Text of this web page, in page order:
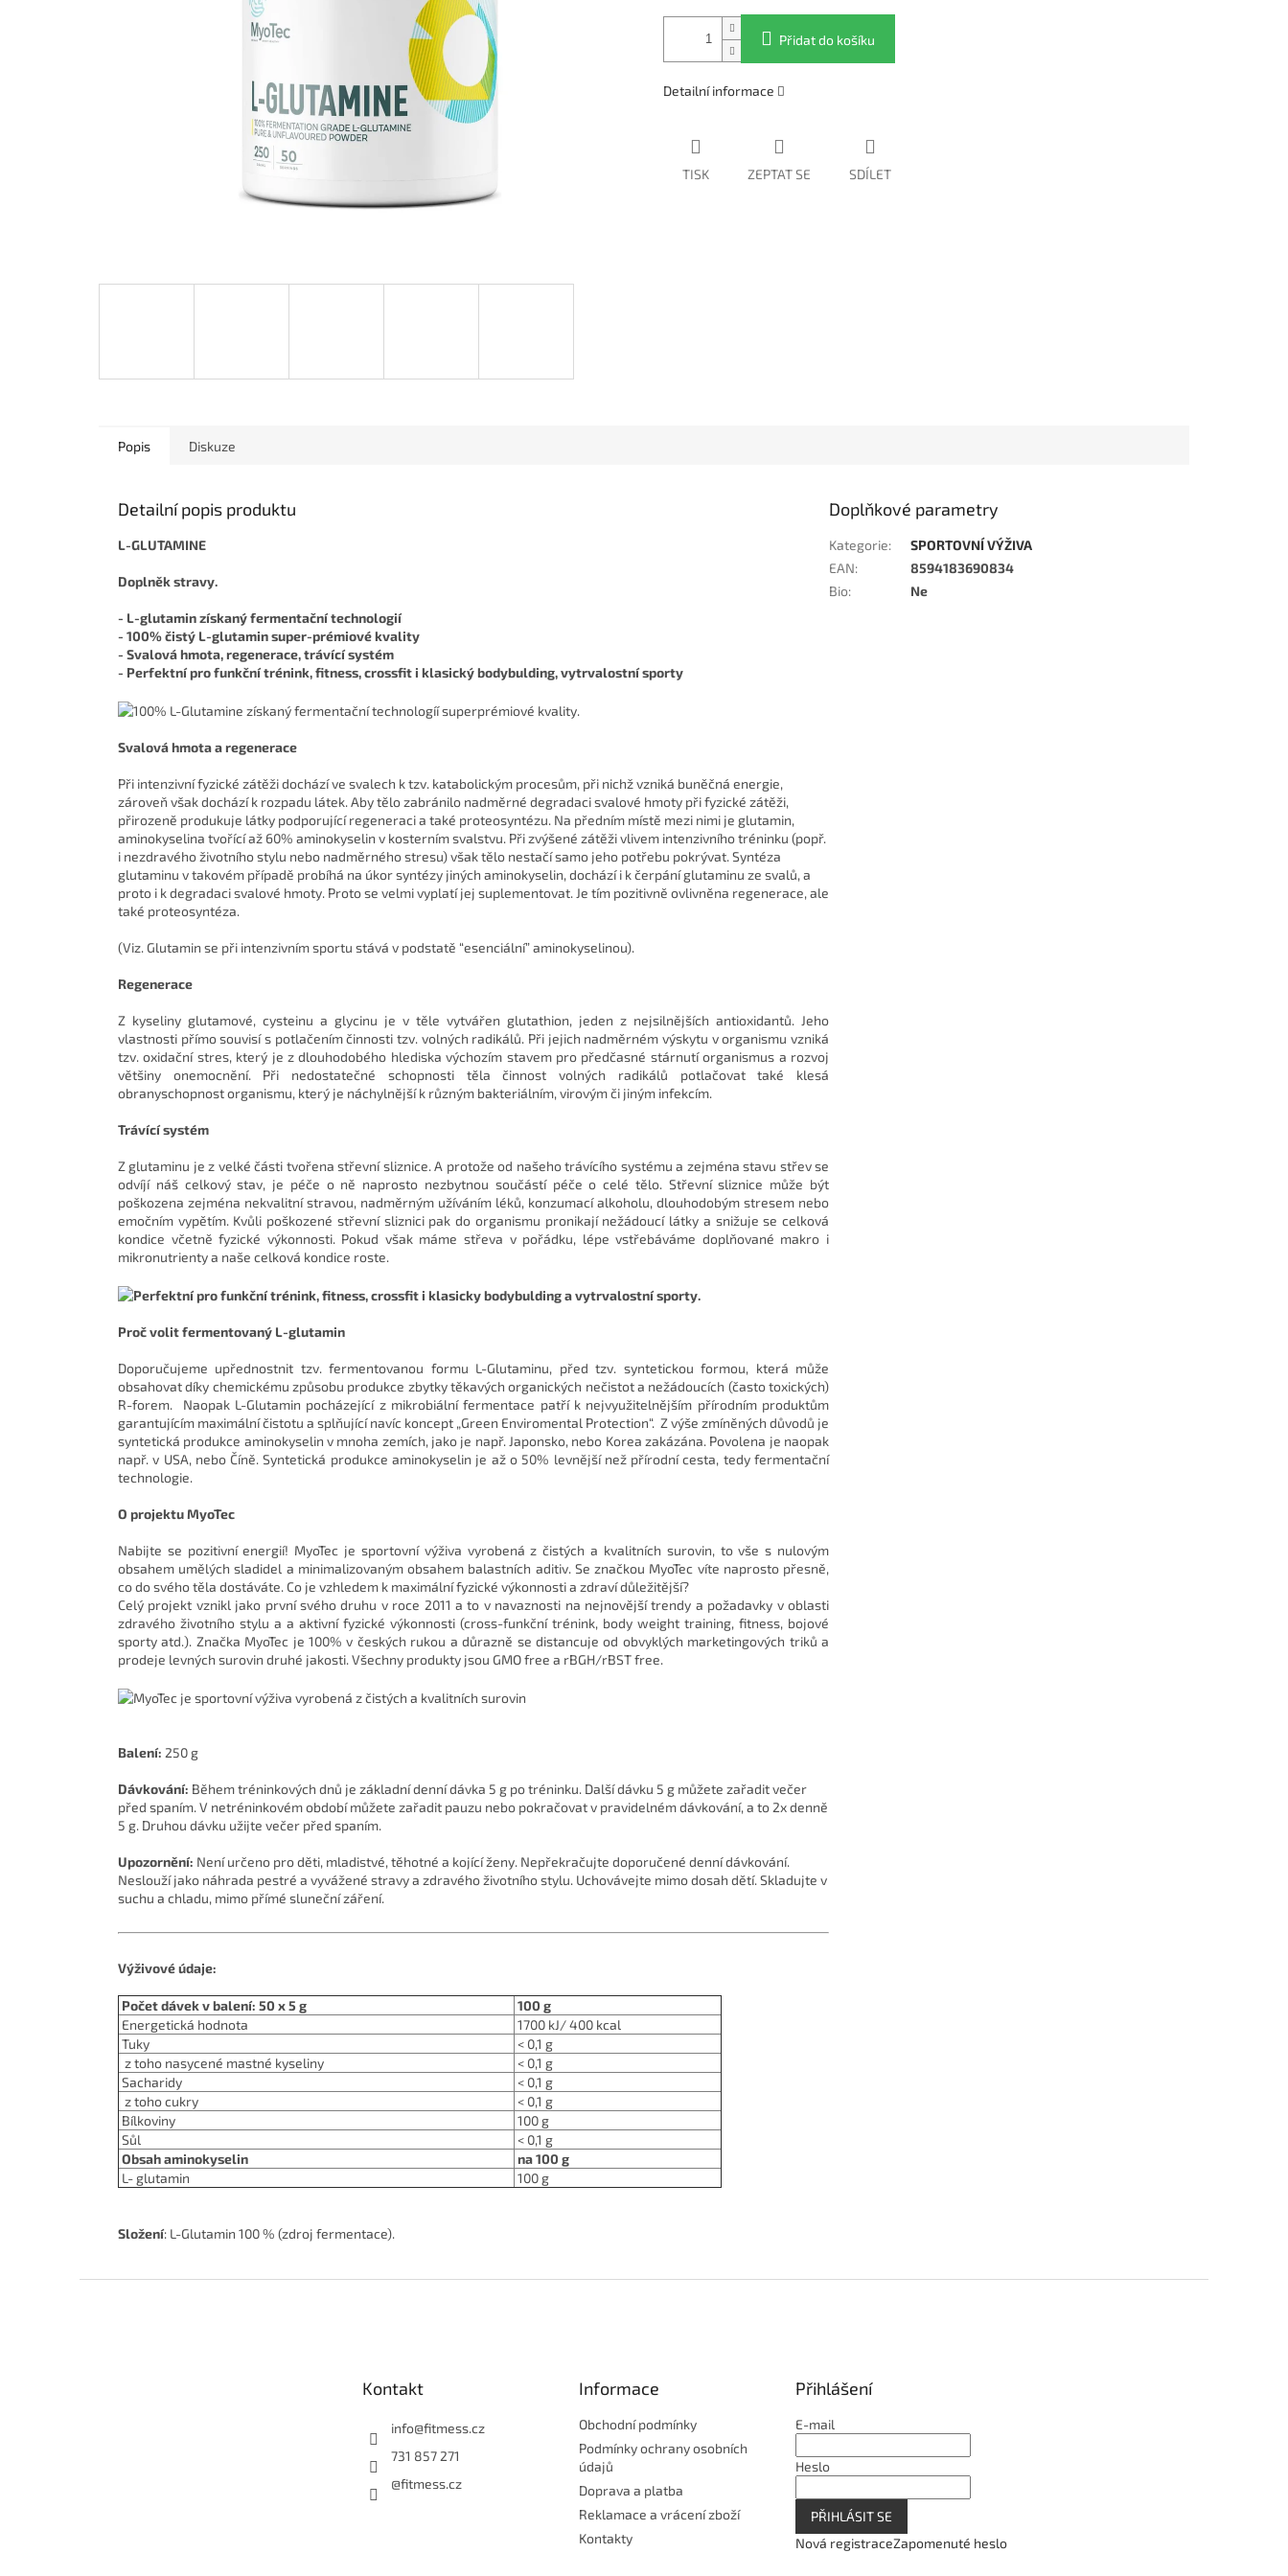
Přidat do košíku
Detailní informace
TISK ZEPTAT SE SDÍLET
Popis Diskuze
Detailní popis produktu
L-GLUTAMINE
Doplněk stravy.
- L-glutamin získaný fermentační technologií
- 100% čistý L-glutamin super-prémiové kvality
- Svalová hmota, regenerace, trávící systém
- Perfektní pro funkční trénink, fitness, crossfit i klasický bodybulding, vytrvalostní sporty
Svalová hmota a regenerace
Při intenzivní fyzické zátěži dochází ve svalech k tzv. katabolickým procesům, při nichž vzniká buněčná energie,
zároveň však dochází k rozpadu látek. Aby tělo zabránilo nadměrné degradaci svalové hmoty při fyzické zátěži,
přirozeně produkuje látky podporující regeneraci a také proteosyntézu. Na předním místě mezi nimi je glutamin,
aminokyselina tvořící až 60% aminokyselin v kosterním svalstvu. Při zvýšené zátěži vlivem intenzivního tréninku (popř.
i nezdravého životního stylu nebo nadměrného stresu) však tělo nestačí samo jeho potřebu pokrývat. Syntéza
glutaminu v takovém případě probíhá na úkor syntézy jiných aminokyselin, dochází i k čerpání glutaminu ze svalů, a
proto i k degradaci svalové hmoty. Proto se velmi vyplatí jej suplementovat. Je tím pozitivně ovlivněna regenerace, ale
také proteosyntéza.
(Viz. Glutamin se při intenzivním sportu stává v podstatě “esenciální” aminokyselinou).
Regenerace
Z kyseliny glutamové, cysteinu a glycinu je v těle vytvářen glutathion, jeden z nejsilnějších antioxidantů. Jeho
vlastnosti přímo souvisí s potlačením činnosti tzv. volných radikálů. Při jejich nadměrném výskytu v organismu vzniká
tzv. oxidační stres, který je z dlouhodobého hlediska výchozím stavem pro předčasné stárnutí organismus a rozvoj
většiny onemocnění. Při nedostatečné schopnosti těla činnost volných radikálů potlačovat také klesá
obranyschopnost organismu, který je náchylnější k různým bakteriálním, virovým či jiným infekcím.
Trávící systém
Z glutaminu je z velké části tvořena střevní sliznice. A protože od našeho trávícího systému a zejména stavu střev se
odvíjí náš celkový stav, je péče o ně naprosto nezbytnou součástí péče o celé tělo. Střevní sliznice může být
poškozena zejména nekvalitní stravou, nadměrným užíváním léků, konzumací alkoholu, dlouhodobým stresem nebo
emočním vypětím. Kvůli poškozené střevní sliznici pak do organismu pronikají nežádoucí látky a snižuje se celková
kondice včetně fyzické výkonnosti. Pokud však máme střeva v pořádku, lépe vstřebáváme doplňované makro i
mikronutrienty a naše celková kondice roste.
Proč volit fermentovaný L-glutamin
Doporučujeme upřednostnit tzv. fermentovanou formu L-Glutaminu, před tzv. syntetickou formou, která může
obsahovat díky chemickému způsobu produkce zbytky těkavých organických nečistot a nežádoucích (často toxických)
R-forem. Naopak L-Glutamin pocházející z mikrobiální fermentace patří k nejvyužitelnějším přírodním produktům
garantujícím maximální čistotu a splňující navíc koncept „Green Enviromental Protection“. Z výše zmíněných důvodů je
syntetická produkce aminokyselin v mnoha zemích, jako je např. Japonsko, nebo Korea zakázána. Povolena je naopak
např. v USA, nebo Číně. Syntetická produkce aminokyselin je až o 50% levnější než přírodní cesta, tedy fermentační
technologie.
O projektu MyoTec
Nabijte se pozitivní energií! MyoTec je sportovní výživa vyrobená z čistých a kvalitních surovin, to vše s nulovým
obsahem umělých sladidel a minimalizovaným obsahem balastních aditiv. Se značkou MyoTec víte naprosto přesně,
co do svého těla dostáváte. Co je vzhledem k maximální fyzické výkonnosti a zdraví důležitější?
Celý projekt vznikl jako první svého druhu v roce 2011 a to v navaznosti na nejnovější trendy a požadavky v oblasti
zdravého životního stylu a a aktivní fyzické výkonnosti (cross-funkční trénink, body weight training, fitness, bojové
sporty atd.). Značka MyoTec je 100% v českých rukou a důrazně se distancuje od obvyklých marketingových triků a
prodeje levných surovin druhé jakosti. Všechny produkty jsou GMO free a rBGH/rBST free.
Balení: 250 g
Dávkování: Během tréninkových dnů je základní denní dávka 5 g po tréninku. Další dávku 5 g můžete zařadit večer
před spaním. V netréninkovém období můžete zařadit pauzu nebo pokračovat v pravidelném dávkování, a to 2x denně
5 g. Druhou dávku užijte večer před spaním.
Upozornění: Není určeno pro děti, mladistvé, těhotné a kojící ženy. Nepřekračujte doporučené denní dávkování.
Neslouží jako náhrada pestré a vyvážené stravy a zdravého životního stylu. Uchovávejte mimo dosah dětí. Skladujte v
suchu a chladu, mimo přímé sluneční záření.
Výživové údaje:
Počet dávek v balení: 50 x 5 g
100 g
Energetická hodnota
1700 kJ/ 400 kcal
Tuky
< 0,1 g
z toho nasycené mastné kyseliny
< 0,1 g
Sacharidy
< 0,1 g
z toho cukry
< 0,1 g
Bílkoviny
100 g
Sůl
< 0,1 g
Obsah aminokyselin
na 100 g
L- glutamin
100 g
Složení: L-Glutamin 100 % (zdroj fermentace).
Doplňkové parametry
Kategorie:
SPORTOVNÍ VÝŽIVA
EAN:
8594183690834
Bio: Ne
Kontakt
info@fitmess.cz
731 857 271
@fitmess.cz
Informace
Obchodní podmínky
Podmínky ochrany osobních
údajů
Doprava a platba
Reklamace a vrácení zboží
Kontakty
Přihlášení
E-mail
Heslo
PŘIHLÁSIT SE
Nová registraceZapomenuté heslo